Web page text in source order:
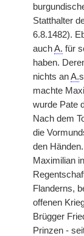
Statthalter
6.8.1482).
auchA. für
haben.
nichts anA.
machte
wurde Pate
Nach dem
die
den
Maximilian
Flanderns,
offenen
Brügger
Prinzen -